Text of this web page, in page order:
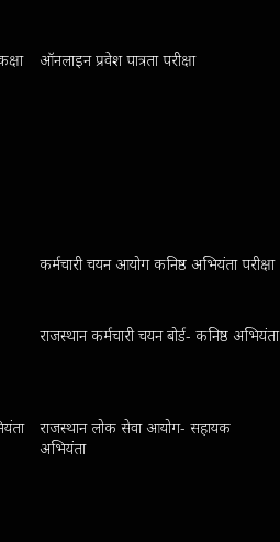
ऑनलाइन प्रवेश पात्रता परीक्षा
कर्मचारी चयन आयोग कनिष्ठ अभियंता परीक्षा
राजस्थान कर्मचारी चयन बोर्ड- कनिष्ठ अभियंता
राजस्थान लोक सेवा आयोग- सहायक
अभियंता